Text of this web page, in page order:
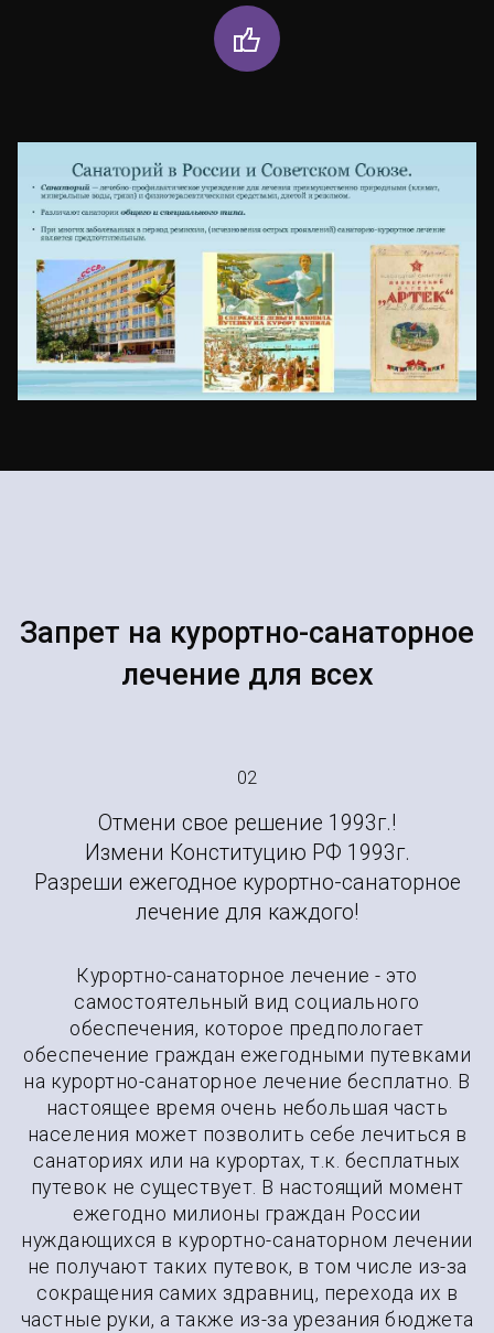
Запрет на курортно-санаторное
лечение для всех
02
Отмени свое решение 1993г.!
Измени Конституцию РФ 1993г.
Разреши ежегодное курортно-санаторное
лечение для каждого!
Курортно-санаторное лечение - это
самостоятельный вид социального
обеспечения, которое предпологает
обеспечение граждан ежегодными путевками
на курортно-санаторное лечение бесплатно. В
настоящее время очень небольшая часть
населения может позволить себе лечиться в
санаториях или на курортах, т.к. бесплатных
путевок не существует. В настоящий момент
ежегодно милионы граждан России
нуждающихся в курортно-санаторном лечении
не получают таких путевок, в том числе из-за
сокращения самих здравниц, перехода их в
частные руки, а также из-за урезания бюджета